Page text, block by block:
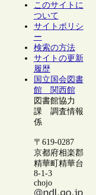
このサイトに
ついて
サイトポリシ
ー
検索の方法
サイトの更新
履歴
国立国会図書
館 関西館
図書館協力
課 調査情報
係
〒619-0287
京都府相楽郡
精華町精華台
8-1-3
chojo